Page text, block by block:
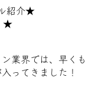
紹介★
★
業界では、早くも
ってきました！